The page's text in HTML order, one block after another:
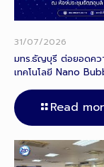
31/07/2026
มทร.ธัญบุรี ต่อยอดคว
เทคโนโลยี Nano
Read